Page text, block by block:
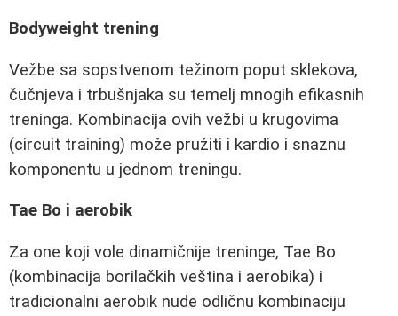
Bodyweight trening
Vežbe sa sopstvenom težinom poput sklekova,
čučnjeva i trbušnjaka su temelj mnogih efikasnih
treninga. Kombinacija ovih vežbi u krugovima
(circuit training) može pružiti i kardio i snaznu
komponentu u jednom treningu.
Tae Bo i aerobik
Za one koji vole dinamičnije treninge, Tae Bo
(kombinacija borilačkih veština i aerobika) i
tradicionalni aerobik nude odličnu kombinaciju